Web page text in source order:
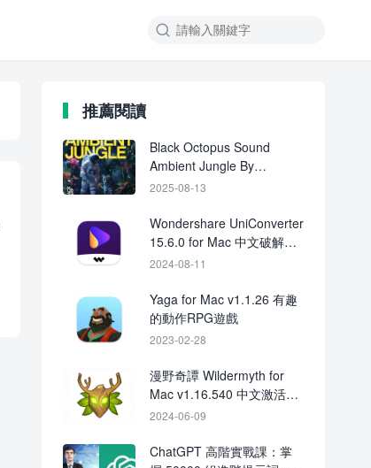

推薦閱讀
Black Octopus Sound
Ambient Jungle By
Blackwarp MULTiFORMAT-
2025-08-13
Wondershare UniConverter
15.6.0 for Mac 中文破解版
下載 crack
2024-08-11
Yaga for Mac v1.1.26 有趣
的動作RPG遊戲
2023-02-28
漫野奇譚 Wildermyth for
Mac v1.16.540 中文激活版
下載 crack
2024-06-09
ChatGPT 高階實戰課：掌